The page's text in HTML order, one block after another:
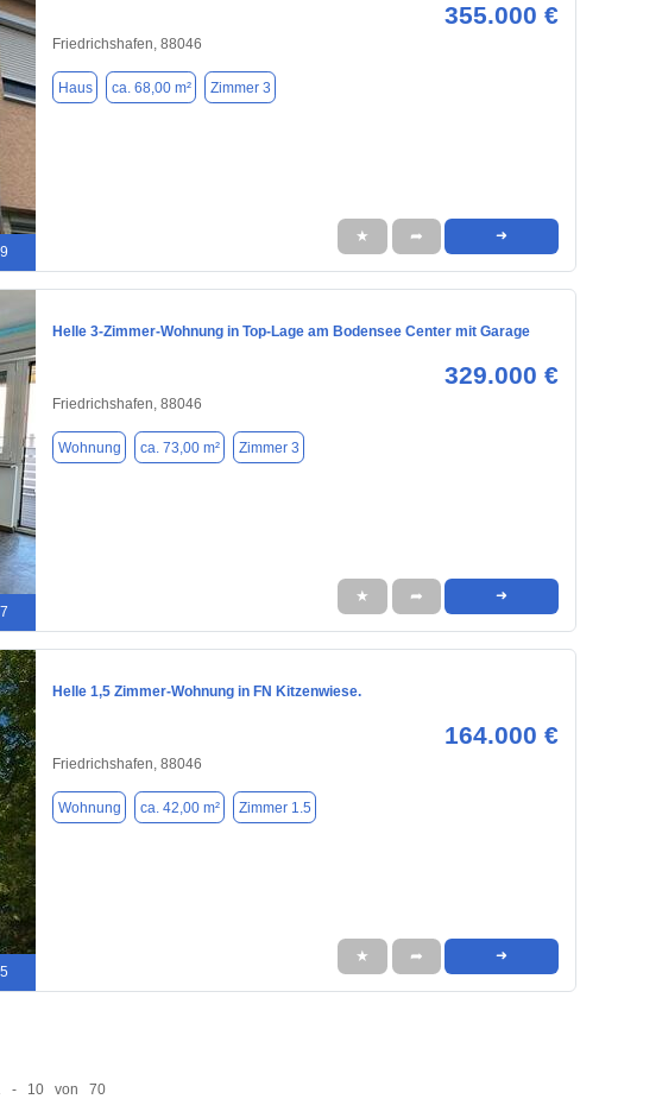
355.000 €
Friedrichshafen, 88046
Haus ca. 68,00 m² Zimmer 3
★ ➦ ➜
Helle 3-Zimmer-Wohnung in Top-Lage am Bodensee Center mit Garage
329.000 €
Friedrichshafen, 88046
Wohnung ca. 73,00 m² Zimmer 3
★ ➦ ➜
Helle 1,5 Zimmer-Wohnung in FN Kitzenwiese.
164.000 €
Friedrichshafen, 88046
Wohnung ca. 42,00 m² Zimmer 1.5
★ ➦ ➜
- 10 von 70